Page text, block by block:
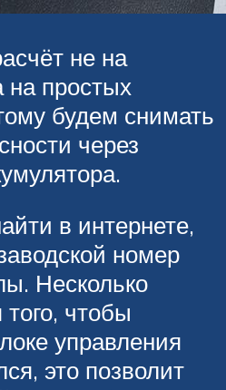
не на
на простых
будем снимать
через
в интернете,
номер
Несколько
чтобы
управления
это позволит